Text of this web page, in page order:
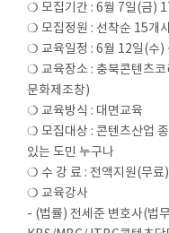
❍ 모집기간 : 6월 7일(금)
❍ 모집정원 : 선착순 15개
❍ 교육일정 : 6월 12일(수)
❍ 교육장소 : 충북콘텐츠
문화제조창)
❍ 교육방식 : 대면교육
❍ 모집대상 : 콘텐츠산업
있는 도민 누구나
❍ 수 강 료 : 전액지원(무료)
❍ 교육강사
- (법률) 전세준 변호사(법